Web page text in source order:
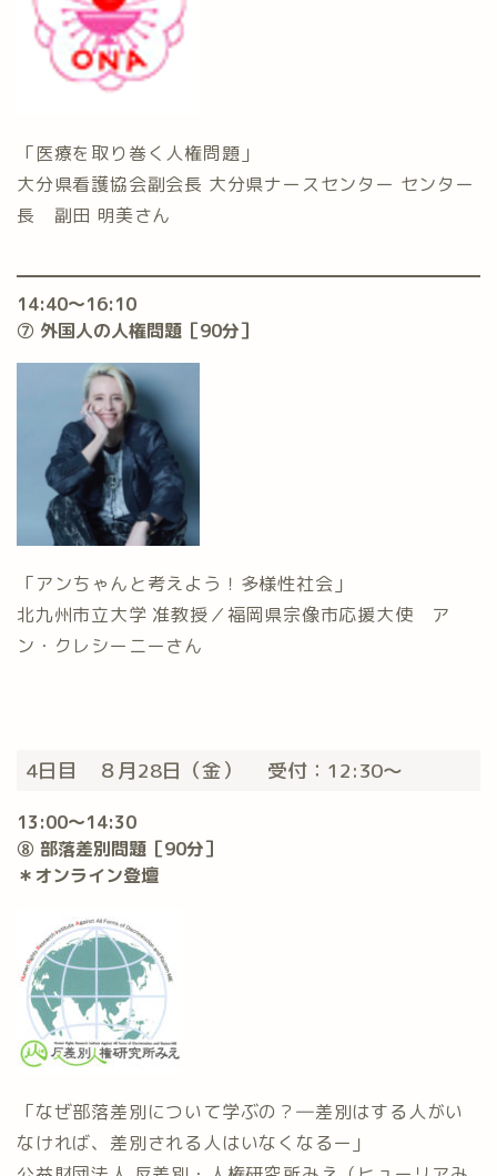
「医療を取り巻く人権問題」
大分県看護協会副会長 大分県ナースセンター センター
長 副田 明美さん
14:40〜16:10
⑦ 外国人の人権問題［90分］
「アンちゃんと考えよう！多様性社会」
北九州市立大学 准教授／福岡県宗像市応援大使 ア
ン・クレシーニーさん
4日目 ８月28日（金） 受付：12:30〜
13:00〜14:30
⑧ 部落差別問題［90分］
＊オンライン登壇
「なぜ部落差別について学ぶの？―差別はする人がい
なければ、差別される人はいなくなるー」